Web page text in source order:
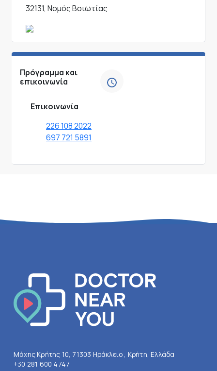
32131, Νομός Βοιωτίας
Πρόγραμμα και
επικοινωνία
Επικοινωνία
226 108 2022
697 721 5891
Μάχης Κρήτης 10, 71303 Ηράκλειο , Κρήτη, Ελλάδα
+30 281 600 4747